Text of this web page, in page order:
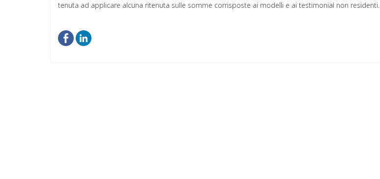
tenuta ad applicare alcuna ritenuta sulle somme corrisposte ai modelli e ai testimonial non residenti.